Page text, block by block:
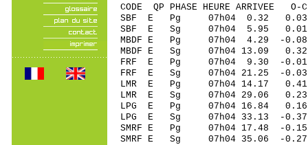
CODE QP PHASE HEURE
SBF E Pg 07h04 0.32 0.03
SBF E Sg 07h04 5.95
MBDF E Pg 07h04 4.29 -
MBDF E Sg 07h04 13.09
FRF E Pg 07h04 9.30 -0.01
FRF E Sg 07h04 21.25 -
LMR E Pg 07h04 14.17 0.41
LMR E Sg 07h04 29.06
LPG E Pg 07h04 16.84 0.16
LPG E Sg 07h04 33.13 -
SMRF E Pg 07h04 17.48 -0.15
SMRF E Sg 07h04 35.06 -